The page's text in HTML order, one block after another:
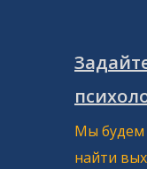
Мы будем
найти